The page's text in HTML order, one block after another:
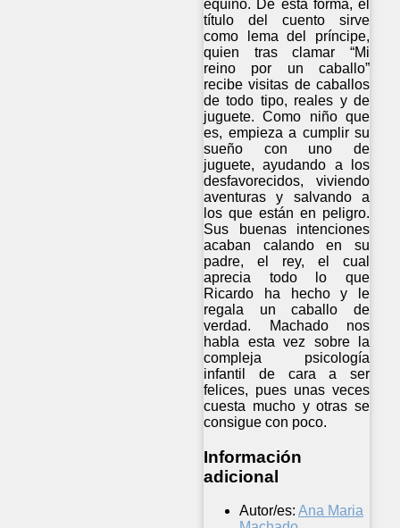
equino. De esta forma, el
título del cuento sirve
como lema del príncipe,
quien tras clamar “Mi
reino por un caballo”
recibe visitas de caballos
de todo tipo, reales y de
juguete. Como niño que
es, empieza a cumplir su
sueño con uno de
juguete, ayudando a los
desfavorecidos, viviendo
aventuras y salvando a
los que están en peligro.
Sus buenas intenciones
acaban calando en su
padre, el rey, el cual
aprecia todo lo que
Ricardo ha hecho y le
regala un caballo de
verdad. Machado nos
habla esta vez sobre la
compleja psicología
infantil de cara a ser
felices, pues unas veces
cuesta mucho y otras se
consigue con poco.
Información
adicional
Autor/es: Ana Maria